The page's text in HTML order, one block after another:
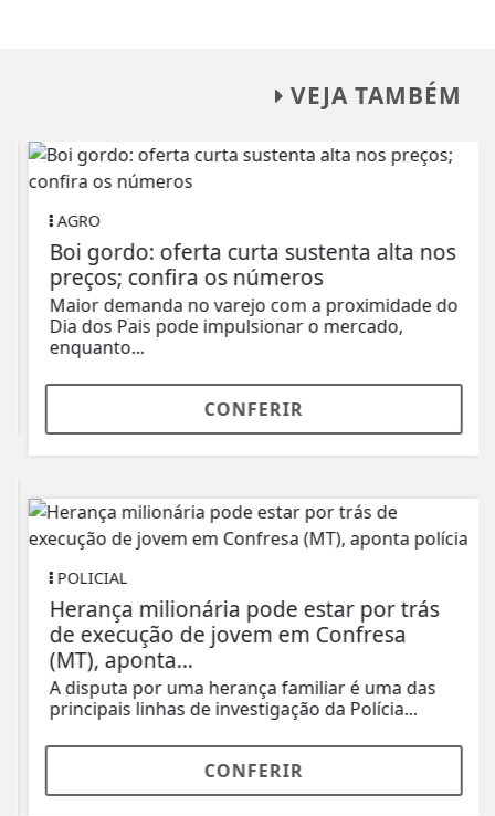
VEJA TAMBÉM
AGRO
Boi gordo: oferta curta sustenta alta nos
preços; confira os números
Maior demanda no varejo com a proximidade do
Dia dos Pais pode impulsionar o mercado,
enquanto...
CONFERIR
POLICIAL
Herança milionária pode estar por trás
de execução de jovem em Confresa
(MT), aponta...
A disputa por uma herança familiar é uma das
principais linhas de investigação da Polícia...
CONFERIR